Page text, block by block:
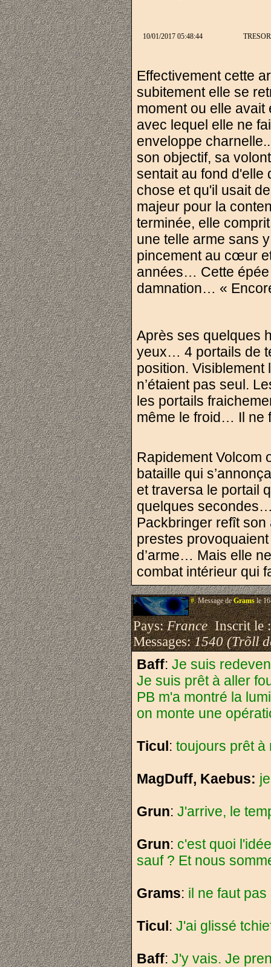
10/01/2017 05:48:44 TRESOR
Effectivement cette
subitement elle se
moment ou elle
avec lequel elle ne
enveloppe
son objectif, sa
sentait au fond d'elle
chose et qu'il usait
majeur pour la
terminée, elle
une telle arme sans
pincement au cœur
années… Cette épée
damnation… «
Après ses quelques
yeux… 4 portails de
position.
n’étaient pas seul.
les portails
même le froid… Il ne
Rapidement Volcom
bataille qui
et traversa le portail
quelques
Packbringer refît son
prestes
d’arme… Mais elle
combat intérieur qui
#.Message deGramsle
Pays:FranceInscrit le
Messages:1540 (Trõll
Baff: Je suis
Je suis prêt à aller
PB m'a montré la
on monte une
Ticul: toujours prêt à
MagDuff, Kaebus:
Grun: J'arrive, le
Grun: c'est quoi
sauf ? Et nous
Grams: il ne faut
Ticul: J'ai glissé
Baff: J'y vais. Je